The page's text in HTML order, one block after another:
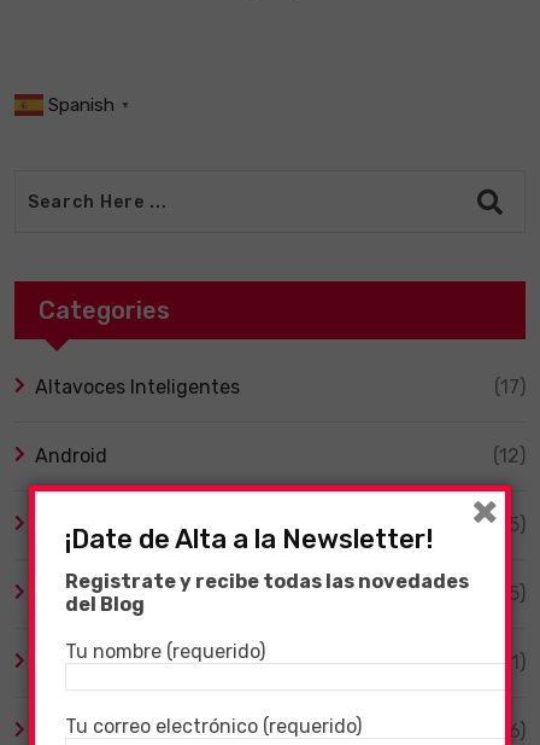
Spanish ▼
Categories
Altavoces Inteligentes (17)
Android (12)
Animales (5)
Bicicletas Eléctricas (5)
Cine y Series (11)
Coronavirus (106)
¡Date de Alta a la Newsletter!
Registrate y recibe todas las novedades
del Blog
Tu nombre (requerido)
Tu correo electrónico (requerido)
×